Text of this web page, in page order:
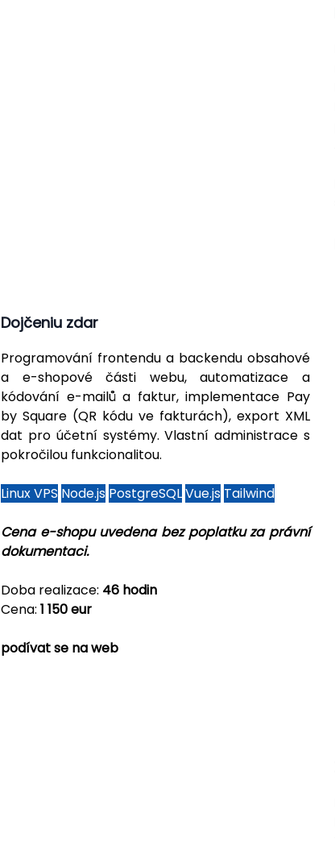
Dojčeniu zdar
Programování frontendu a backendu obsahové
a e-shopové části webu, automatizace a
kódování e-mailů a faktur, implementace Pay
by Square (QR kódu ve fakturách), export XML
dat pro účetní systémy. Vlastní administrace s
pokročilou funkcionalitou.
Linux VPS Node.js PostgreSQLVue.js Tailwind
Cena e-shopu uvedena bez poplatku za právní
dokumentaci.
Doba realizace: 46 hodin
Cena: 1 150 eur
podívat se na web